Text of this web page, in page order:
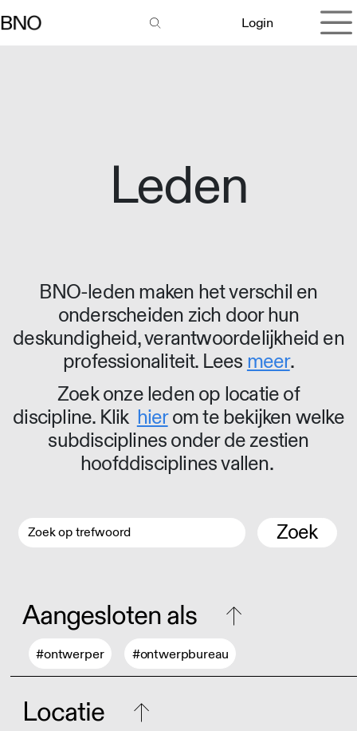
Login
Leden
BNO-leden maken het verschil en
onderscheiden zich door hun
deskundigheid, verantwoordelijkheid en
professionaliteit. Lees meer.
Zoek onze leden op locatie of
discipline. Klik hierom te bekijken welke
subdisciplines onder de zestien
hoofddisciplines vallen.
Zoek
Aangesloten als
#ontwerper #ontwerpbureau
Locatie